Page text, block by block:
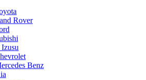
Rover
Benz